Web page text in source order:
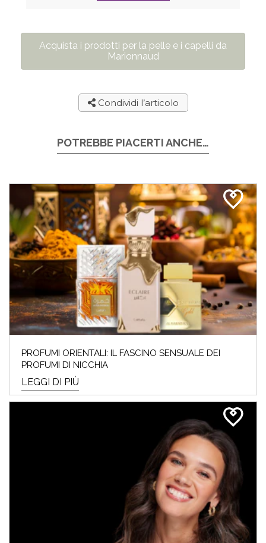
Acquista i prodotti per la pelle e i capelli da
Marionnaud
Condividi l’articolo
POTREBBE PIACERTI ANCHE…
PROFUMI ORIENTALI: IL FASCINO SENSUALE DEI
PROFUMI DI NICCHIA
LEGGI DI PIÙ